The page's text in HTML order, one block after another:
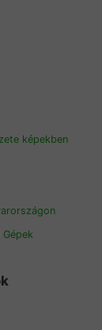
képekben